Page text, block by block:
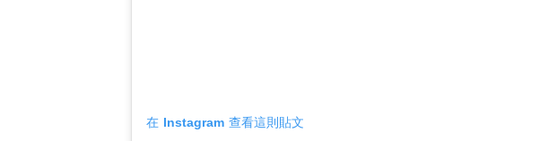
在 Instagram 查看這則貼文